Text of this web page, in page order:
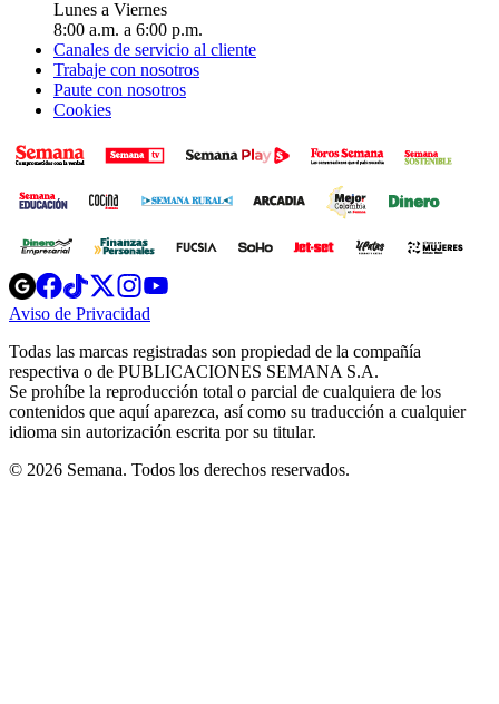
Lunes a Viernes
8:00 a.m. a 6:00 p.m.
Canales de servicio al cliente
Trabaje con nosotros
Paute con nosotros
Cookies
Opens
in
new
Opens
in
new
Opens
in
new
window
Opens
new
windowwindow
Aviso de Privacidad
new
window
Todas las marcas registradas son propiedad de la compañía
respectiva o de PUBLICACIONES SEMANA S.A.
Se prohíbe la reproducción total o parcial de cualquiera de los
contenidos que aquí aparezca, así como su traducción a cualquier
idioma sin autorización escrita por su titular.
© 2026 Semana. Todos los derechos reservados.